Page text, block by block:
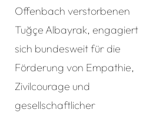
Offenbach verstorbenen
Tuğçe Albayrak, engagiert
sich bundesweit für die
Förderung von Empathie,
Zivilcourage und
gesellschaftlicher